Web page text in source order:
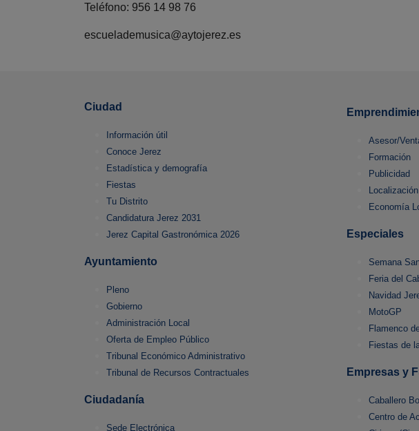
Teléfono: 956 14 98 76
escuelademusica@aytojerez.es
Ciudad
Información útil
Conoce Jerez
Estadística y demografía
Fiestas
Tu Distrito
Candidatura Jerez 2031
Jerez Capital Gastronómica 2026
Ayuntamiento
Pleno
Gobierno
Administración Local
Oferta de Empleo Público
Tribunal Económico Administrativo
Tribunal de Recursos Contractuales
Ciudadanía
Sede Electrónica
Asesor/
Formación
Publicidad
Localización
Economía
Especiales
Semana
Feria del
Navidad
MotoGP
Flamenco
Fiestas de
Empresas y
Caballero
Centro de